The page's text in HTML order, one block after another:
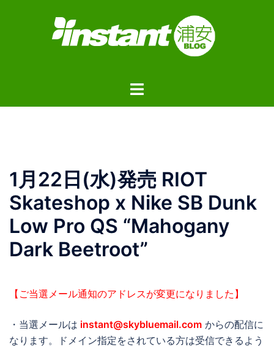
ト
ー
1月22日(水)発売 RIOT
Skateshop x Nike SB Dunk
Low Pro QS “Mahogany
Dark Beetroot”
【ご当選メール通知のアドレスが変更になりました】
・当選メールは instant@skybluemail.com からの配信に
なります。ドメイン指定をされている方は受信できるよう